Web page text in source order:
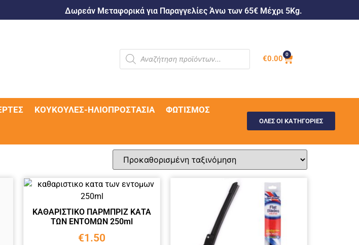
Δωρεάν Μεταφορικά για Παραγγελίες Άνω των 65€ Μέχρι 5Kg.
€0.00 0
ΚΟΥΚΟΎΛΕΣ-ΗΛΙΟΠΡΟΣΤΑΣΊΑ ΦΩΤΙΣΜΌΣ
ΟΛΕΣ ΟΙ ΚΑΤΗΓΟΡΙΕΣ
ΚΑΘΑΡΙΣΤΙΚΟ ΠΑΡΜΠΡΙΖ ΚΑΤΑ
ΤΩΝ ΕΝΤΟΜΩΝ 250ml
€1.50